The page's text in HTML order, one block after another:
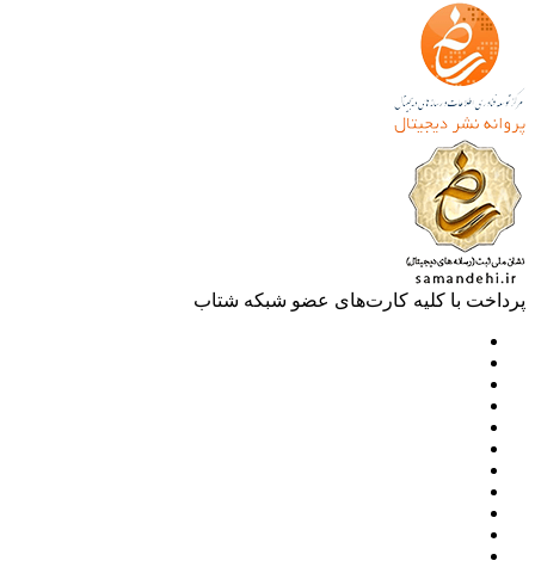
با کلیه کارت‌های عضو شبکه شتاب